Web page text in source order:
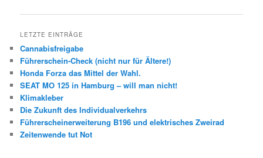
LETZTE EINTRÄGE
Cannabisfreigabe
Führerschein-Check (nicht nur für Ältere!)
Honda Forza das Mittel der Wahl.
SEAT MO 125 in Hamburg – will man nicht!
Klimakleber
Die Zukunft des Individualverkehrs
Führerscheinerweiterung B196 und elektrisches Zweirad
Zeitenwende tut Not